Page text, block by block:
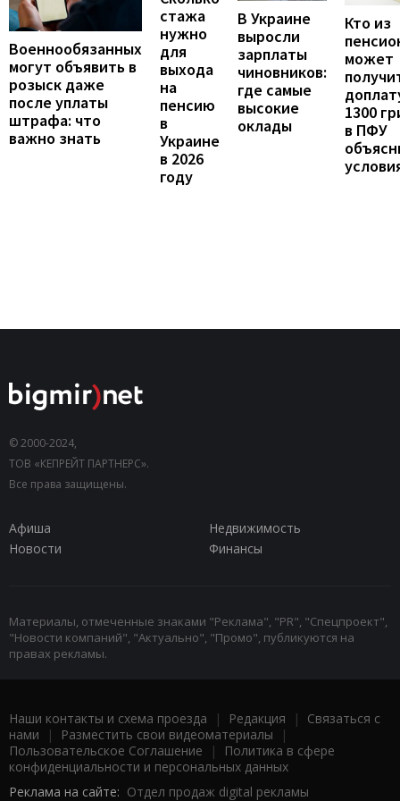
Военнообязанных
могут объявить в
розыск даже
после уплаты
штрафа: что
важно знать
стажа
нужно
для
выхода
на
пенсию
в
Украине
в 2026
году
В Украине
выросли
зарплаты
чиновников:
где самые
высокие
оклады
Кто из
может
1300
в ПФУ
© 2000-2024,
ТОВ «КЕПРЕЙТ ПАРТНЕРС».
Все права защищены.
Афиша
Недвижимость
Новости
Финансы
Материалы, отмеченные знаками "Реклама", "PR", "Спецпроект",
"Новости компаний", "Актуально", "Промо", публикуются на
правах рекламы.
Наши контакты и схема проезда | Редакция | Связаться с
нами | Разместить свои видеоматериалы |
Пользовательское Соглашение |
Политика в сфере
конфиденциальности и персональных данных
Реклама на сайте: Отдел продаж digital рекламы